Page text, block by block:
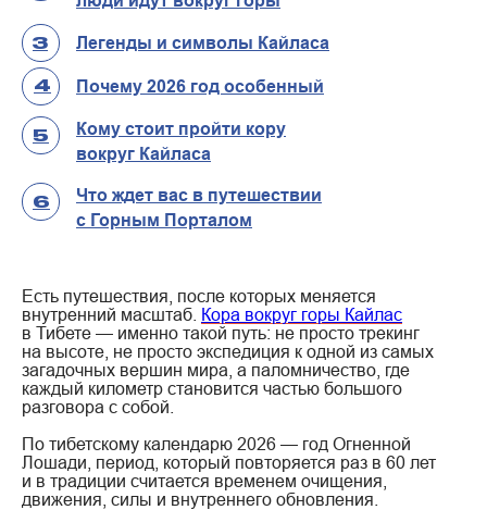
Легенды и символы Кайласа
Почему 2026 год особенный
3
4
Кому стоит пройти кору
вокруг Кайласа
5
Что ждет вас в путешествии
с Горным Порталом
6
Есть путешествия, после которых меняется
внутренний масштаб. Кора вокруг горы Кайлас
в Тибете — именно такой путь: не просто трекинг
на высоте, не просто экспедиция к одной из самых
загадочных вершин мира, а паломничество, где
каждый километр становится частью большого
разговора с собой.
По тибетскому календарю 2026 — год Огненной
Лошади, период, который повторяется раз в 60 лет
и в традиции считается временем очищения,
движения, силы и внутреннего обновления.